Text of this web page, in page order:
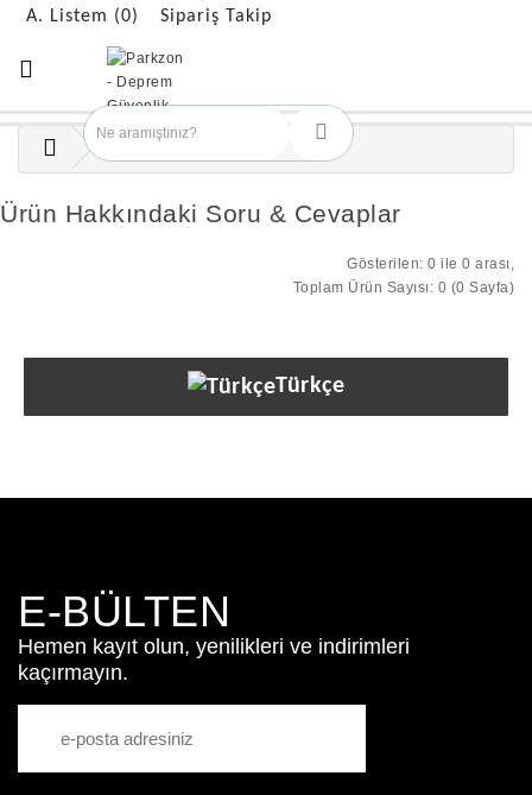
A. Listem (0) Sipariş Takip
Ürün Hakkındaki Soru & Cevaplar
Gösterilen: 0 ile 0 arası,
Toplam Ürün Sayısı: 0 (0 Sayfa)
Türkçe
E-BÜLTEN
Hemen kayıt olun, yenilikleri ve indirimleri
kaçırmayın.